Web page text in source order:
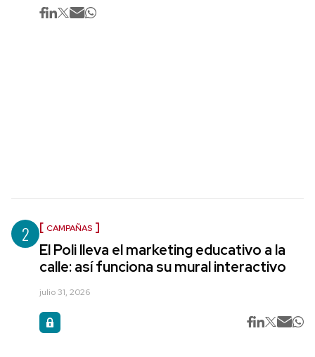
2 CAMPAÑAS
El Poli lleva el marketing educativo a la
calle: así funciona su mural interactivo
julio 31, 2026